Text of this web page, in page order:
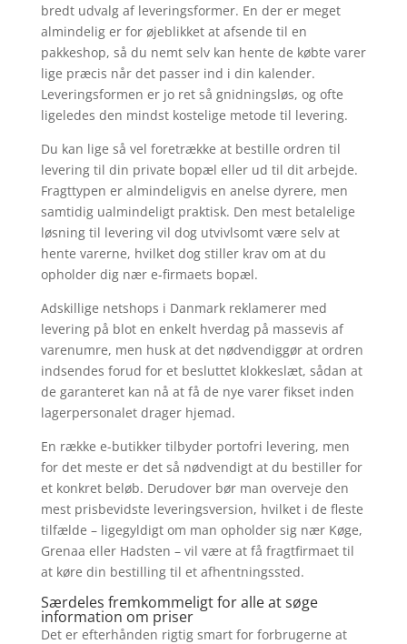
bredt udvalg af leveringsformer. En der er meget
almindelig er for øjeblikket at afsende til en
pakkeshop, så du nemt selv kan hente de købte varer
lige præcis når det passer ind i din kalender.
Leveringsformen er jo ret så gnidningsløs, og ofte
ligeledes den mindst kostelige metode til levering.
Du kan lige så vel foretrække at bestille ordren til
levering til din private bopæl eller ud til dit arbejde.
Fragttypen er almindeligvis en anelse dyrere, men
samtidig ualmindeligt praktisk. Den mest betalelige
løsning til levering vil dog utvivlsomt være selv at
hente varerne, hvilket dog stiller krav om at du
opholder dig nær e-firmaets bopæl.
Adskillige netshops i Danmark reklamerer med
levering på blot en enkelt hverdag på massevis af
varenumre, men husk at det nødvendiggør at ordren
indsendes forud for et besluttet klokkeslæt, sådan at
de garanteret kan nå at få de nye varer fikset inden
lagerpersonalet drager hjemad.
En række e-butikker tilbyder portofri levering, men
for det meste er det så nødvendigt at du bestiller for
et konkret beløb. Derudover bør man overveje den
mest prisbevidste leveringsversion, hvilket i de fleste
tilfælde – ligegyldigt om man opholder sig nær Køge,
Grenaa eller Hadsten – vil være at få fragtfirmaet til
at køre din bestilling til et afhentningssted.
Særdeles fremkommeligt for alle at søge
information om priser
Det er efterhånden rigtig smart for forbrugerne at